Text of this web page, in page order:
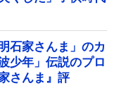
石家さんま」のカ
少年」伝説のプロ
さんま』評